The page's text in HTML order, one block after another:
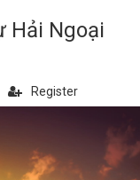
Hải Ngoại
Register